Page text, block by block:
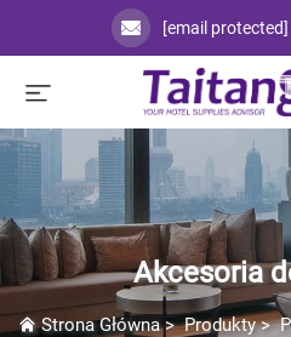
[email protected]
Akcesoria
Strona Główna>Produkty>